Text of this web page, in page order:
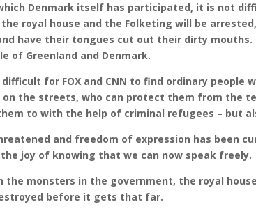
Denmark itself has participated, it is not
royal house and the Folketing will be
have their tongues cut out their dirty
of Greenland and Denmark.
for FOX and CNN to find ordinary people
on the streets, who can protect them from the
to with the help of criminal refugees – but
and freedom of expression has been
joy of knowing that we can now speak freely.
the monsters in the government, the royal
before it gets that far.